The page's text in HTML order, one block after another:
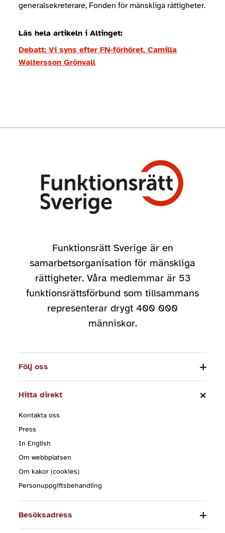
generalsekreterare, Fonden för mänskliga rättigheter.
Läs hela artikeln i Altinget:
Debatt: Vi syns efter FN-förhöret, Camilla
Waltersson Grönvall
Funktionsrätt Sverige är en
samarbetsorganisation för mänskliga
rättigheter. Våra medlemmar är 53
funktionsrättsförbund som tillsammans
representerar drygt 400 000
människor.
Följ oss
Hitta direkt
Kontakta oss
Press
In English
Om webbplatsen
Om kakor (cookies)
Personuppgiftsbehandling
Besöksadress